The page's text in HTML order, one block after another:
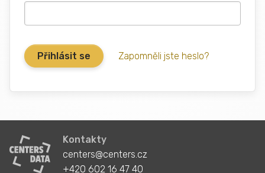
Zapomněli jste heslo?
Kontakty
centers@centers.cz
+420 602 16 47 40